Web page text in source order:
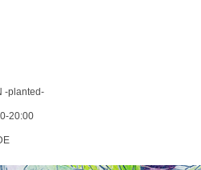
-planted-
20:00